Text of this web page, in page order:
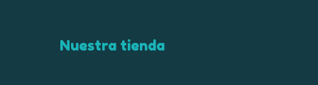
Nuestra tienda